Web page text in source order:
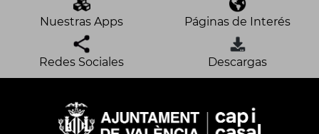
Nuestras Apps Páginas de Interés
Redes Sociales Descargas